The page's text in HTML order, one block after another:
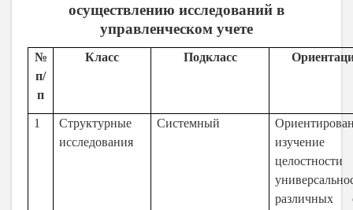
осуществлению исследований в
управленческом учете
№
п/
п
Класс Подкласс
1
Структурные
исследования
Системный
изучение
различных